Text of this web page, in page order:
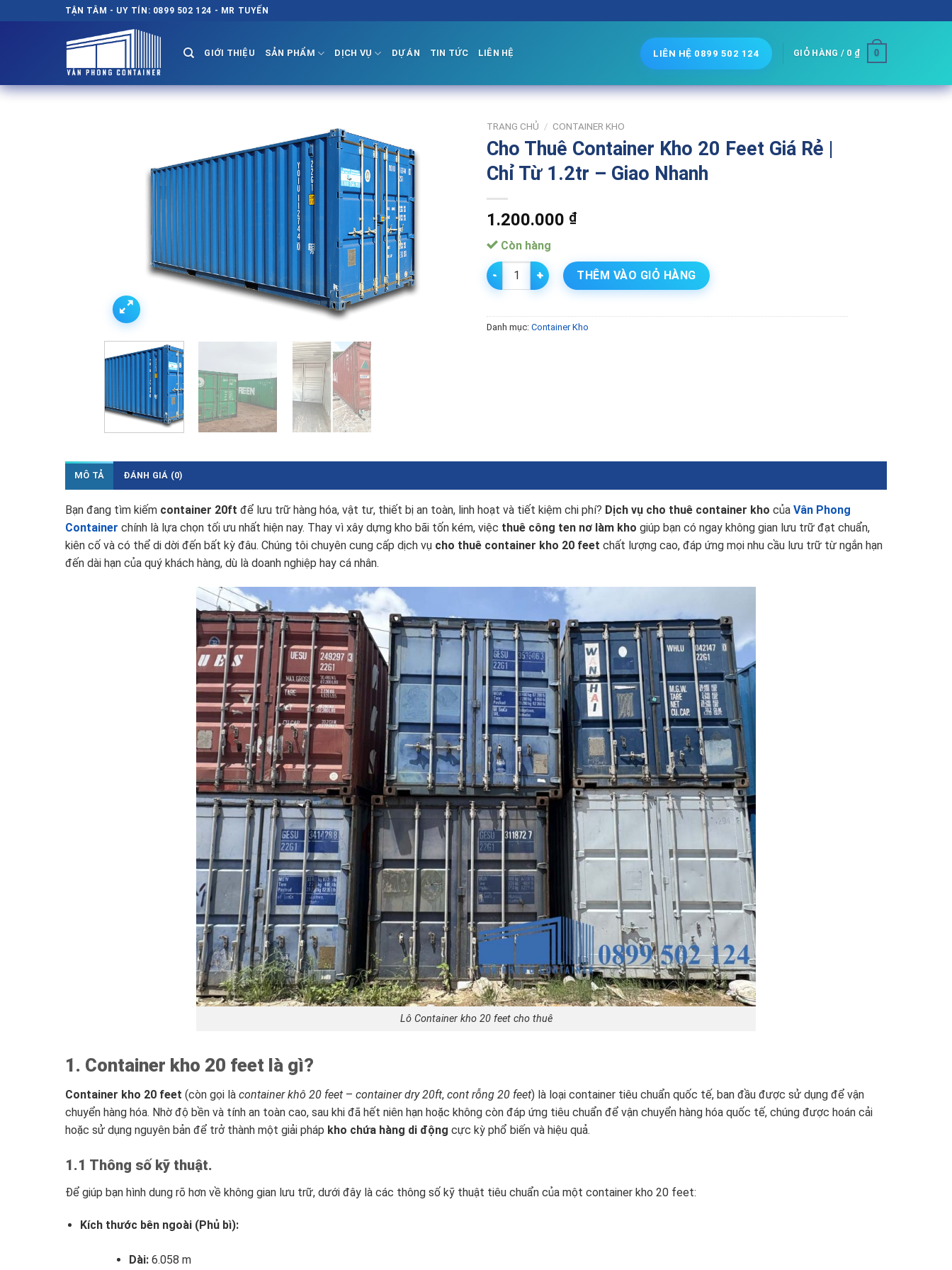
đến
TẬN TÂM - UY TÍN: 0899 502 124 - MR TUYẾN
GIỚI THIỆU SẢN PHẨM DỊCH VỤ DỰ ÁN TIN TỨC LIÊN HỆ LIÊN HỆ 0899 502 124 GIỎ HÀNG / 0 ₫ 0
TRANG CHỦ / CONTAINER KHO
Cho Thuê Container Kho 20 Feet Giá Rẻ |
Chỉ Từ 1.2tr – Giao Nhanh
1.200.000 ₫
Còn hàng
Cho Thuê Container Kho 20 Feet Giá Rẻ | Chỉ Từ 1.2tr - Giao Nhanh số lượng
THÊM VÀO GIỎ HÀNG
Danh mục: Container Kho
MÔ TẢ ĐÁNH GIÁ (0)
Bạn đang tìm kiếm container 20ft để lưu trữ hàng hóa, vật tư, thiết bị an toàn, linh hoạt và tiết kiệm chi phí? Dịch vụ cho thuê container kho của Vân Phong
Container chính là lựa chọn tối ưu nhất hiện nay. Thay vì xây dựng kho bãi tốn kém, việc thuê công ten nơ làm kho giúp bạn có ngay không gian lưu trữ đạt chuẩn,
kiên cố và có thể di dời đến bất kỳ đâu. Chúng tôi chuyên cung cấp dịch vụ cho thuê container kho 20 feet chất lượng cao, đáp ứng mọi nhu cầu lưu trữ từ ngắn hạn
đến dài hạn của quý khách hàng, dù là doanh nghiệp hay cá nhân.
Lô Container kho 20 feet cho thuê
1. Container kho 20 feet là gì?
Container kho 20 feet (còn gọi là container khô 20 feet – container dry 20ft, cont rỗng 20 feet) là loại container tiêu chuẩn quốc tế, ban đầu được sử dụng để vận
chuyển hàng hóa. Nhờ độ bền và tính an toàn cao, sau khi đã hết niên hạn hoặc không còn đáp ứng tiêu chuẩn để vận chuyển hàng hóa quốc tế, chúng được hoán cải
hoặc sử dụng nguyên bản để trở thành một giải pháp kho chứa hàng di động cực kỳ phổ biến và hiệu quả.
1.1 Thông số kỹ thuật.
Để giúp bạn hình dung rõ hơn về không gian lưu trữ, dưới đây là các thông số kỹ thuật tiêu chuẩn của một container kho 20 feet:
Kích thước bên ngoài (Phủ bì):
Dài:6.058 m